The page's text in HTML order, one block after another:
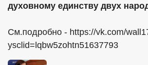
духовному единству двух
См.подробно - https://vk.com/
ysclid=lqbw5zohtn51637793